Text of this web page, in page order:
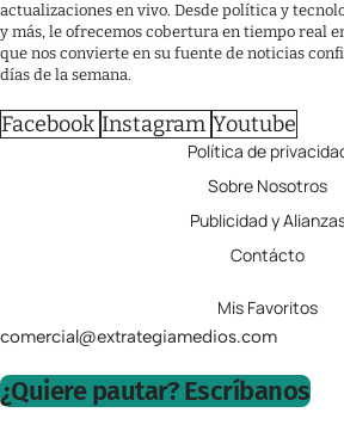
actualizaciones en vivo. Desde política y
y más, le ofrecemos cobertura en tiempo real
que nos convierte en su fuente de noticias
días de la semana.
Facebook Instagram Youtube
Política de
Sobre Nosotros
Publicidad y
Contácto
Mis Favoritos
comercial@extrategiamedios.com
¿Quiere pautar? Escríbanos